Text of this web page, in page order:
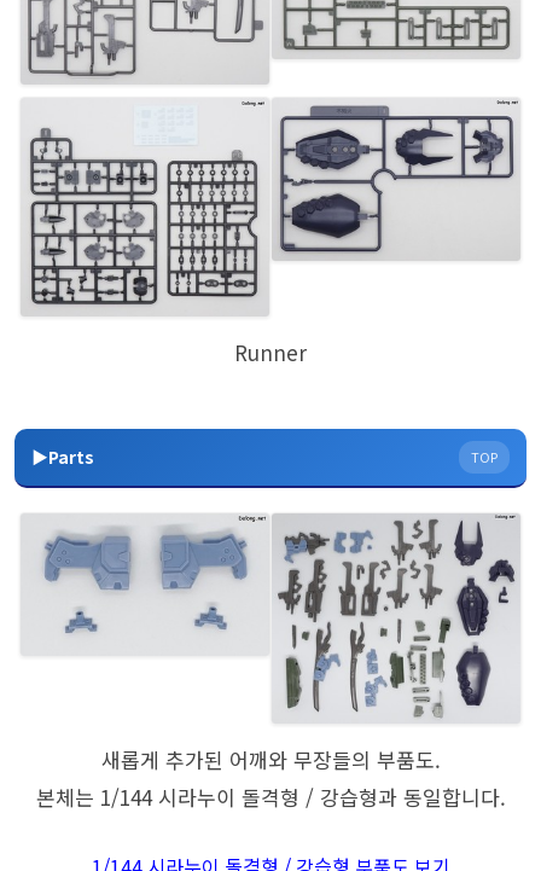
Runner
▶Parts TOP
새롭게 추가된 어깨와 무장들의 부품도.
본체는 1/144 시라누이 돌격형 / 강습형과 동일합니다.